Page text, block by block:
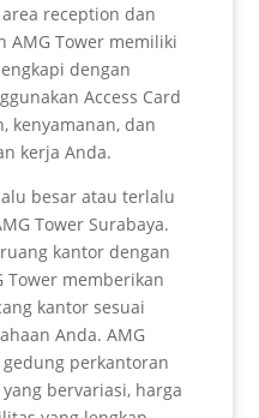
reception dan
AMG Tower memiliki
dengan
Access Card
kenyamanan, dan
kerja Anda.
besar atau terlalu
Tower Surabaya.
kantor dengan
Tower memberikan
kantor sesuai
Anda. AMG
perkantoran
bervariasi, harga